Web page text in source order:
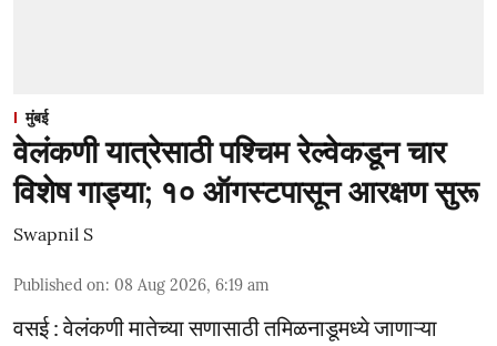
मुंबई
वेलंकणी यात्रेसाठी पश्चिम रेल्वेकडून चार
विशेष गाड्या; १० ऑगस्टपासून आरक्षण सुरू
Swapnil S
Published on: 08 Aug 2026, 6:19 am
वसई : वेलंकणी मातेच्या सणासाठी तमिळनाडूमध्ये जाणाऱ्या